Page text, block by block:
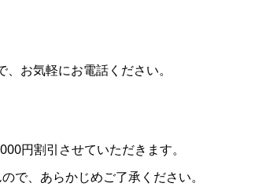
お気軽にお電話ください。
円割引させていただきます。
で、あらかじめご了承ください。